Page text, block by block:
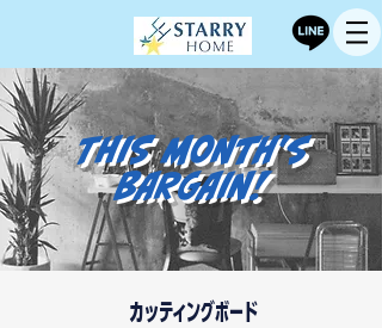
This month's
BARGAIN!
カッティングボード